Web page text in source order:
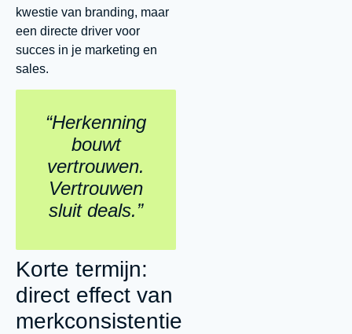
kwestie van branding, maar
een directe driver voor
succes in je marketing en
sales.
“Herkenning
bouwt
vertrouwen.
Vertrouwen
sluit deals.”
Korte termijn:
direct effect van
merkconsistentie